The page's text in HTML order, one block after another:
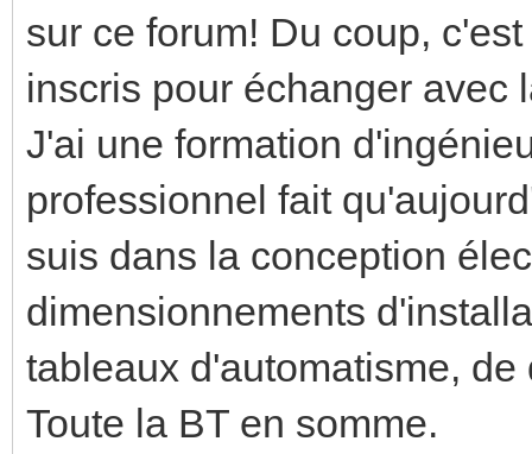
sur ce forum! Du coup,
inscris pour échanger
J'ai une formation
professionnel fait
suis dans la conception
dimensionnements
tableaux d'automatisme,
Toute la BT en somme.